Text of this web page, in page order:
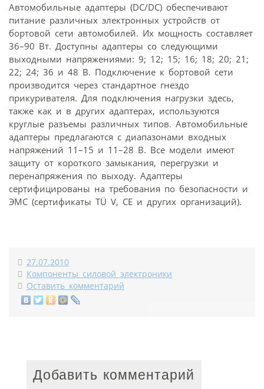
Автомобильные адаптеры (DC/DC) обеспечивают
питание различных электронных устройств от
бортовой сети автомобилей. Их мощность составляет
36–90 Вт. Доступны адаптеры со следующими
выходными напряжениями: 9; 12; 15; 16; 18; 20; 21;
22; 24; 36 и 48 В. Подключение к бортовой сети
производится через стандартное гнездо
прикуривателя. Для подключения нагрузки здесь,
также как и в других адаптерах, используются
круглые разъемы различных типов. Автомобильные
адаптеры предлагаются с диапазонами входных
напряжений 11–15 и 11–28 В. Все модели имеют
защиту от короткого замыкания, перегрузки и
перенапряжения по выходу. Адаптеры
сертифицированы на требования по безопасности и
ЭМС (сертификаты TÜ V, CE и других организаций).
27.07.2010
Компоненты силовой электроники
Оставить комментарий
Добавить комментарий